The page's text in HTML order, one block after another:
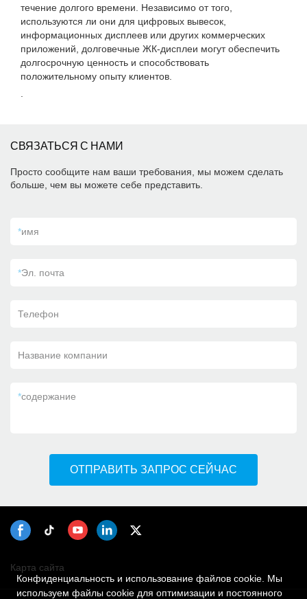
течение долгого времени. Независимо от того,
используются ли они для цифровых вывесок,
информационных дисплеев или других коммерческих
приложений, долговечные ЖК-дисплеи могут обеспечить
долгосрочную ценность и способствовать
положительному опыту клиентов.
СВЯЗАТЬСЯ С НАМИ
Просто сообщите нам ваши требования, мы можем сделать
больше, чем вы можете себе представить.
*имя
*Эл. почта
Телефон
Название компании
*содержание
ОТПРАВИТЬ ЗАПРОС СЕЙЧАС
Карта сайта
Конфиденциальность и использование файлов cookie. Мы
используем файлы cookie для оптимизации и постоянного